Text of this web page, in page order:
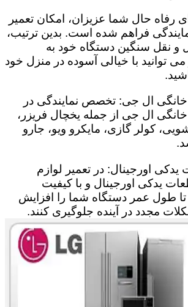
رفاه حال شما عزیزان، امکان تعمیر
فراهم شده است. بدین ترتیب،
و نقل سنگین دستگاه خود به
توانید با خیالی آسوده در منزل خود
خانگی ال جی: تخصص نمایندگی در
خانگی ال جی از جمله یخچال فریزر،
کولر گازی، مایکرو ویو، جارو
یدکی اورجینال: در تعمیر لوازم
یدکی اورجینال و با کیفیت
طول عمر دستگاه شما را افزایش
مجدد در آینده جلوگیری کنند.